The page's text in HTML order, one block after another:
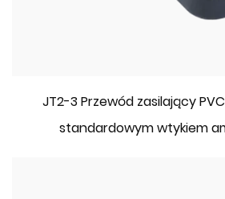
JT2-3 Przewód zasilający
standardowym wtykiem